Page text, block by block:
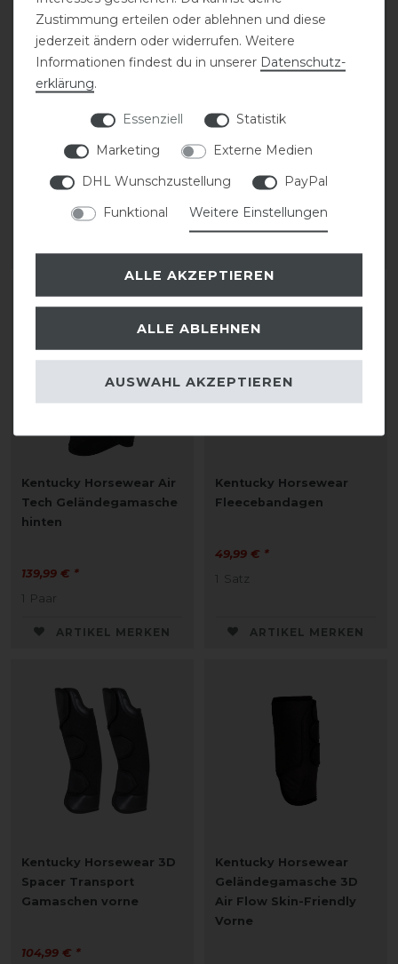
Turnout-Gamaschen mit
Veganem Schaffell
47,99 € *
ARTIKEL MERKEN
Magnetic Recuptex
Bandagierunterlagen
129,99 € *
1 Paar
ARTIKEL MERKEN
Kentucky Horsewear Air
Tech Geländegamasche
hinten
139,99 € *
1 Paar
ARTIKEL MERKEN
Kentucky Horsewear
Fleecebandagen
49,99 € *
1 Satz
ARTIKEL MERKEN
Kentucky Horsewear 3D
Spacer Transport
Gamaschen vorne
104,99 € *
Kentucky Horsewear
Geländegamasche 3D
Air Flow Skin-Friendly
Vorne
Zustimmung erteilen oder ablehnen und diese
jederzeit ändern oder widerrufen. Weitere
Informationen findest du in unserer Daten­schutz­
erklärung.
Essenziell
Statistik
Marketing
Externe Medien
DHL Wunschzustellung
PayPal
Funktional
Weitere Einstellungen
ALLE AKZEPTIEREN
ALLE ABLEHNEN
AUSWAHL AKZEPTIEREN